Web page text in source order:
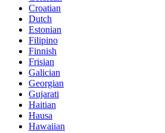
Croatian
Dutch
Estonian
Filipino
Finnish
Frisian
Galician
Georgian
Gujarati
Haitian
Hausa
Hawaiian